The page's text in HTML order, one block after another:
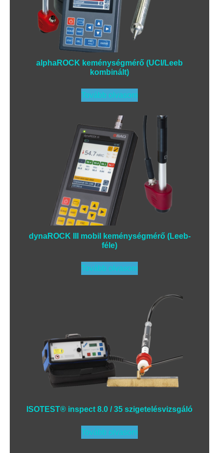
alphaROCK keménységmérő (UCI/Leeb
kombinált)
Tovább olvasom
dynaROCK III mobil keménységmérő (Leeb-
féle)
Tovább olvasom
ISOTEST® inspect 8.0 / 35 szigetelésvizsgáló
Tovább olvasom